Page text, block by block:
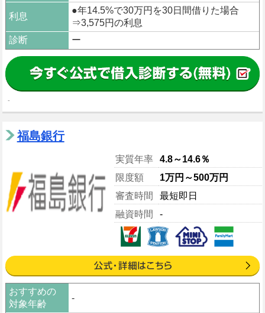
利息
●年14.5%で30万円を30日間借りた場合
⇒3,575円の利息
診断
ー
-
福島銀行
実質年率
4.8～14.6％
限度額
1万円～500万円
審査時間
最短即日
融資時間
‐
おすすめの
対象年齢
-